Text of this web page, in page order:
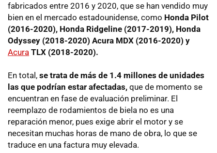
fabricados entre 2016 y 2020, que se han vendido muy
bien en el mercado estadounidense, como Honda Pilot
(2016-2020), Honda Ridgeline (2017-2019), Honda
Odyssey (2018-2020) Acura MDX (2016-2020) y
Acura TLX (2018-2020).
En total, se trata de más de 1.4 millones de unidades
las que podrían estar afectadas, que de momento se
encuentran en fase de evaluación preliminar. El
reemplazo de rodamientos de biela no es una
reparación menor, pues exige abrir el motor y se
necesitan muchas horas de mano de obra, lo que se
traduce en una factura muy elevada.